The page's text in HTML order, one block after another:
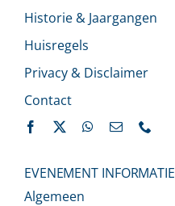
Historie & Jaargangen
Huisregels
Privacy & Disclaimer
Contact
EVENEMENT INFORMATIE
Algemeen